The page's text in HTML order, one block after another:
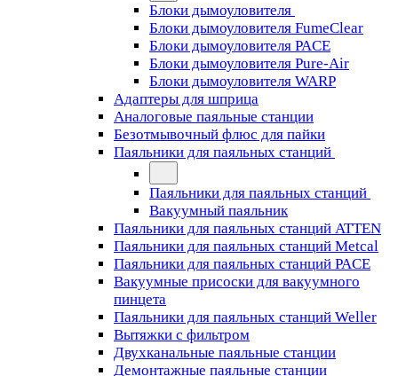
Блоки дымоуловителя
Блоки дымоуловителя FumeClear
Блоки дымоуловителя PACE
Блоки дымоуловителя Pure-Air
Блоки дымоуловителя WARP
Адаптеры для шприца
Аналоговые паяльные станции
Безотмывочный флюс для пайки
Паяльники для паяльных станций
Паяльники для паяльных станций
Вакуумный паяльник
Паяльники для паяльных станций ATTEN
Паяльники для паяльных станций Metcal
Паяльники для паяльных станций PACE
Вакуумные присоски для вакуумного
пинцета
Паяльники для паяльных станций Weller
Вытяжки с фильтром
Двухканальные паяльные станции
Демонтажные паяльные станции